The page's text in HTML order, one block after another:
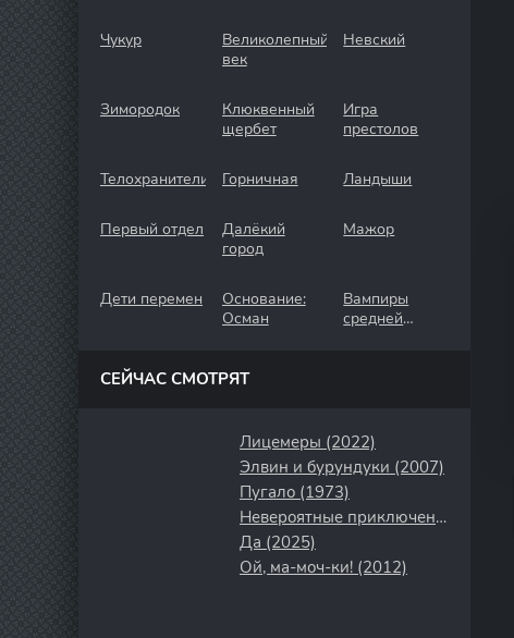
Чукур
Великолепный
век
Невский
Зимородок
Клюквенный
щербет
Игра
престолов
Телохранители Горничная Ландыши
Первый отдел
Далёкий
город
Мажор
Дети перемен
Основание:
Осман
Вампиры
средней
СЕЙЧАС СМОТРЯТ
Лицемеры (2022)
Элвин и бурундуки (2007)
Пугало (1973)
Невероятные приключения Гампи (2021)
Да (2025)
Ой, ма-моч-ки! (2012)